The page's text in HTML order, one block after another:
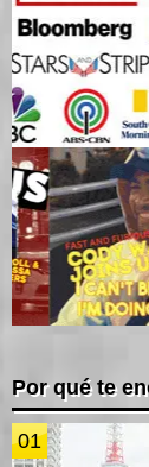
Por qué te
01